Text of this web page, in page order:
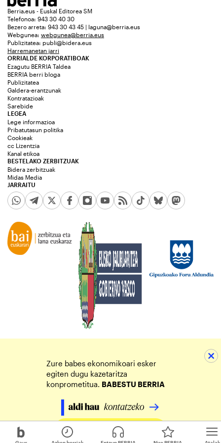
Berria.eus - Euskal Editorea SM
Telefonoa: 943 30 40 30
Bezero arreta: 943 30 43 45 | laguna@berria.eus
Webgunea: webgunea@berria.eus
Publizitatea: publi@bidera.eus
Harremanetan jarri
ORRIALDE KORPORATIBOAK
Ezagutu BERRIA Taldea
BERRIA berri bloga
Publizitatea
Galdera-erantzunak
Kontratazioak
Sarebide
JARRAITU
LEGEA
Lege informazioa
Pribatutasun politika
Cookieak
cc Lizentzia
Kanal etikoa
BESTELAKO ZERBITZUAK
Bidera zerbitzuak
Midas Media
Zure babes ekonomikoari esker
egiten dugu kazetaritza
konprometitua. BABESTU BERRIA
Egin zure ekarpena